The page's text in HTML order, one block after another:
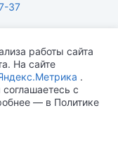
37
ВЫХОДНОЙ
работы сайта
На сайте
.
с
— в Политике